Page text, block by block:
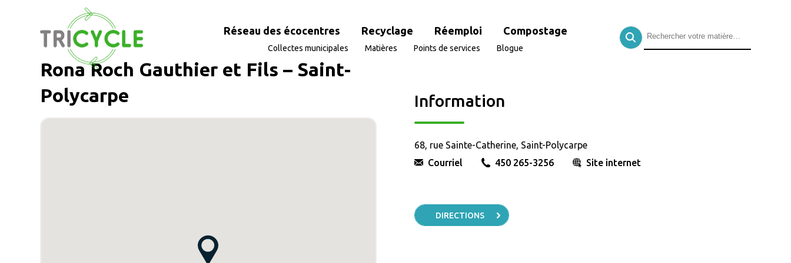
Réseau des écocentres Recyclage Réemploi Compostage
Collectes municipales Matières Points de services Blogue
Rona Roch Gauthier et Fils – Saint-
Polycarpe
Information
68, rue Sainte-Catherine, Saint-Polycarpe
Courriel
450 265-3256 Site internet
DIRECTIONS